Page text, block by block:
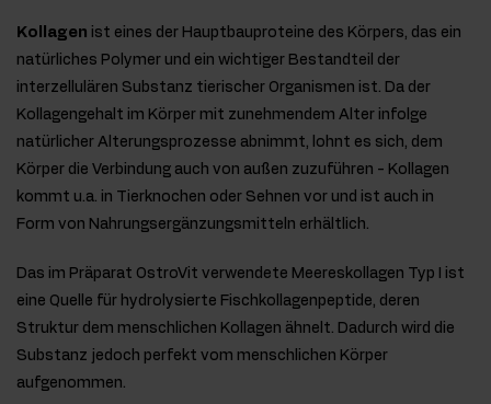
Kollagen ist eines der Hauptbauproteine des Körpers, das ein
natürliches Polymer und ein wichtiger Bestandteil der
interzellulären Substanz tierischer Organismen ist. Da der
Kollagengehalt im Körper mit zunehmendem Alter infolge
natürlicher Alterungsprozesse abnimmt, lohnt es sich, dem
Körper die Verbindung auch von außen zuzuführen - Kollagen
kommt u.a. in Tierknochen oder Sehnen vor und ist auch in
Form von Nahrungsergänzungsmitteln erhältlich.
Das im Präparat OstroVit verwendete Meereskollagen Typ I ist
eine Quelle für hydrolysierte Fischkollagenpeptide, deren
Struktur dem menschlichen Kollagen ähnelt. Dadurch wird die
Substanz jedoch perfekt vom menschlichen Körper
aufgenommen.